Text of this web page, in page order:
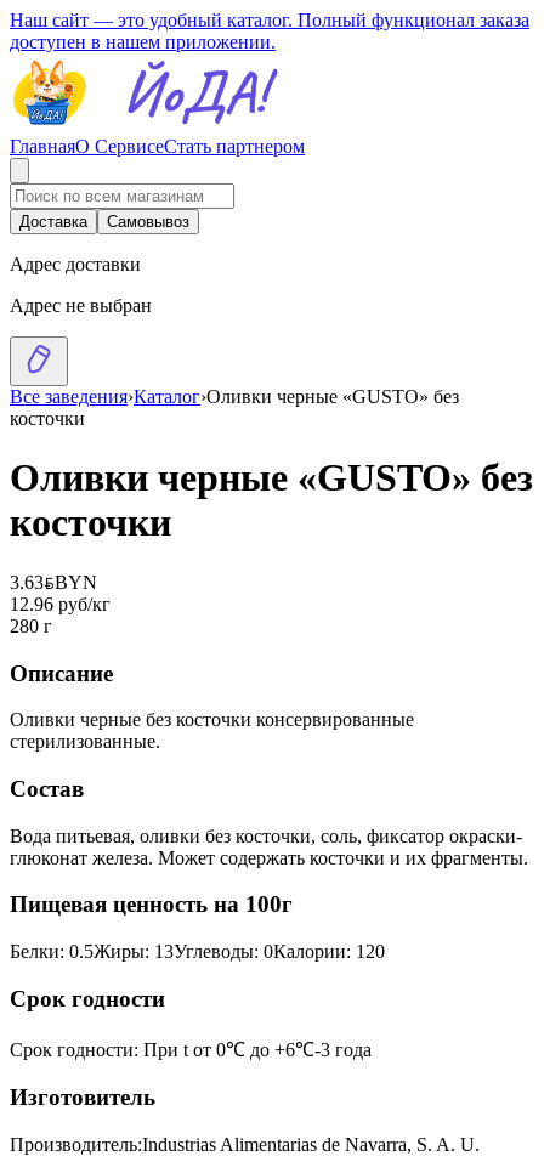
Наш сайт — это удобный каталог. Полный функционал заказа
доступен в нашем приложении.
ГлавнаяО СервисеСтать партнером
Доставка Самовывоз
Адрес доставки
Адрес не выбран
Все заведения›Каталог›Оливки черные «GUSTO» без
косточки
Оливки черные «GUSTO» без
косточки
3.63BYNBYN
12.96 руб/кг
280 г
Описание
Оливки черные без косточки консервированные
стерилизованные.
Состав
Вода питьевая, оливки без косточки, соль, фиксатор окраски-
глюконат железа. Может содержать косточки и их фрагменты.
Пищевая ценность на 100г
Белки: 0.5Жиры: 13Углеводы: 0Калории: 120
Срок годности
Срок годности: При t от 0℃ до +6℃-3 года
Изготовитель
Производитель:Industrias Alimentarias de Navarra, S. A. U.